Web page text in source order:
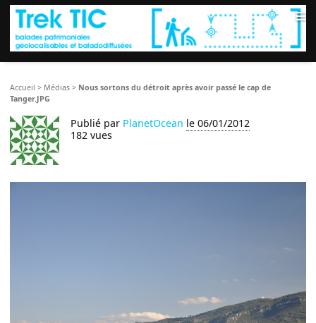
≡
Accueil > Médias > Nous sortons du détroit après avoir passé le cap de
Tanger.JPG
Publié par PlanetOcean le 06/01/2012
182 vues